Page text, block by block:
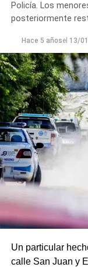
Policía. Los
posteriormente
Hace 5 añosel 13/
Un particular
calle San Juan y